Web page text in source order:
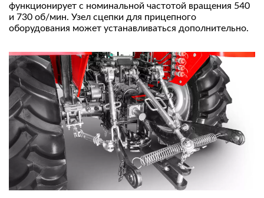
функционирует с номинальной частотой вращения 540
и 730 об/мин. Узел сцепки для прицепного
оборудования может устанавливаться дополнительно.